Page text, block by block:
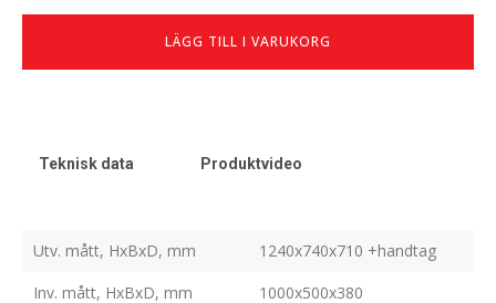
:
8
:
2
Begagnat
LÄGG TILL I VARUKORG
Teknisk data Produktvideo
Utv. mått, HxBxD, mm
1240x740x710 +handtag
Inv. mått, HxBxD, mm
1000x500x380